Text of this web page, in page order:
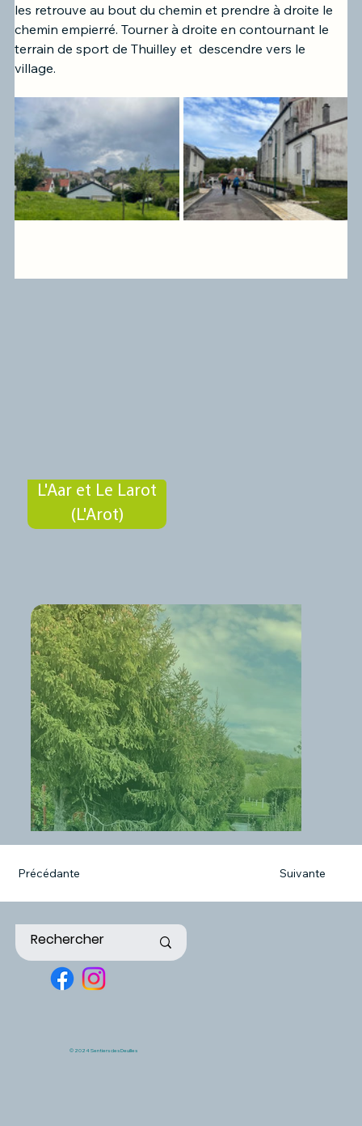
les retrouve au bout du chemin et prendre à droite le
chemin empierré. Tourner à droite en contournant le
terrain de sport de Thuilley et  descendre vers le
village.
L'Aar et Le Larot
(L'Arot)
Précédante Suivante
© 2024 Sentiers des Deuilles